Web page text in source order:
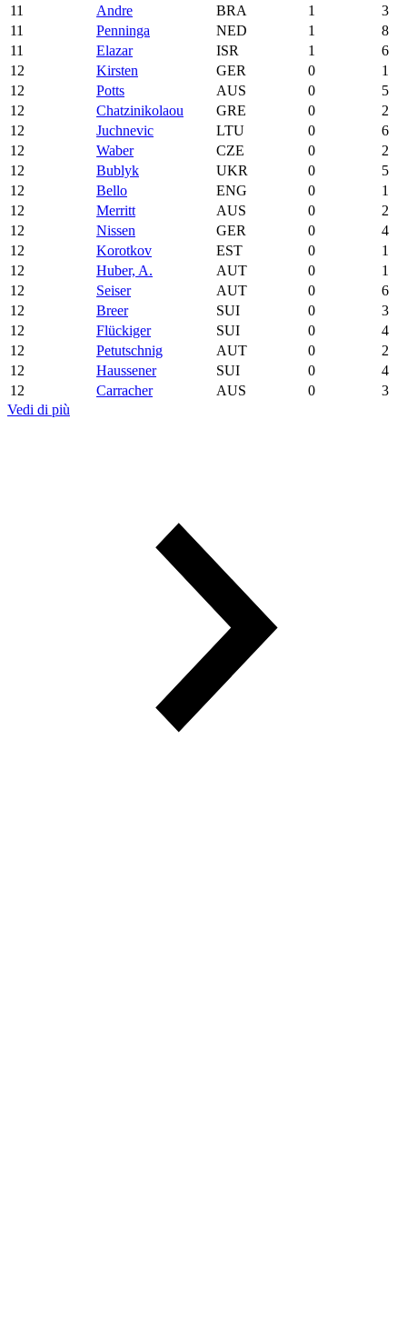
11
Andre BRA 1
3
11
Penninga NED 1
8
11
Elazar ISR 1
6
12
Kirsten GER 0
1
12
Potts AUS 0
5
12
Chatzinikolaou GRE 0
2
12
Juchnevic LTU 0
6
12
Waber CZE 0
2
12
Bublyk UKR 0
5
12
Bello ENG 0
1
12
Merritt AUS 0
2
12
Nissen GER 0
4
12
Korotkov EST 0
1
12
Huber, A. AUT 0
1
12
Seiser AUT 0
6
12
Breer SUI 0
3
12
Flückiger SUI 0
4
12
Petutschnig AUT 0
2
12
Haussener SUI 0
4
12
Carracher AUS 0
3
Vedi di più